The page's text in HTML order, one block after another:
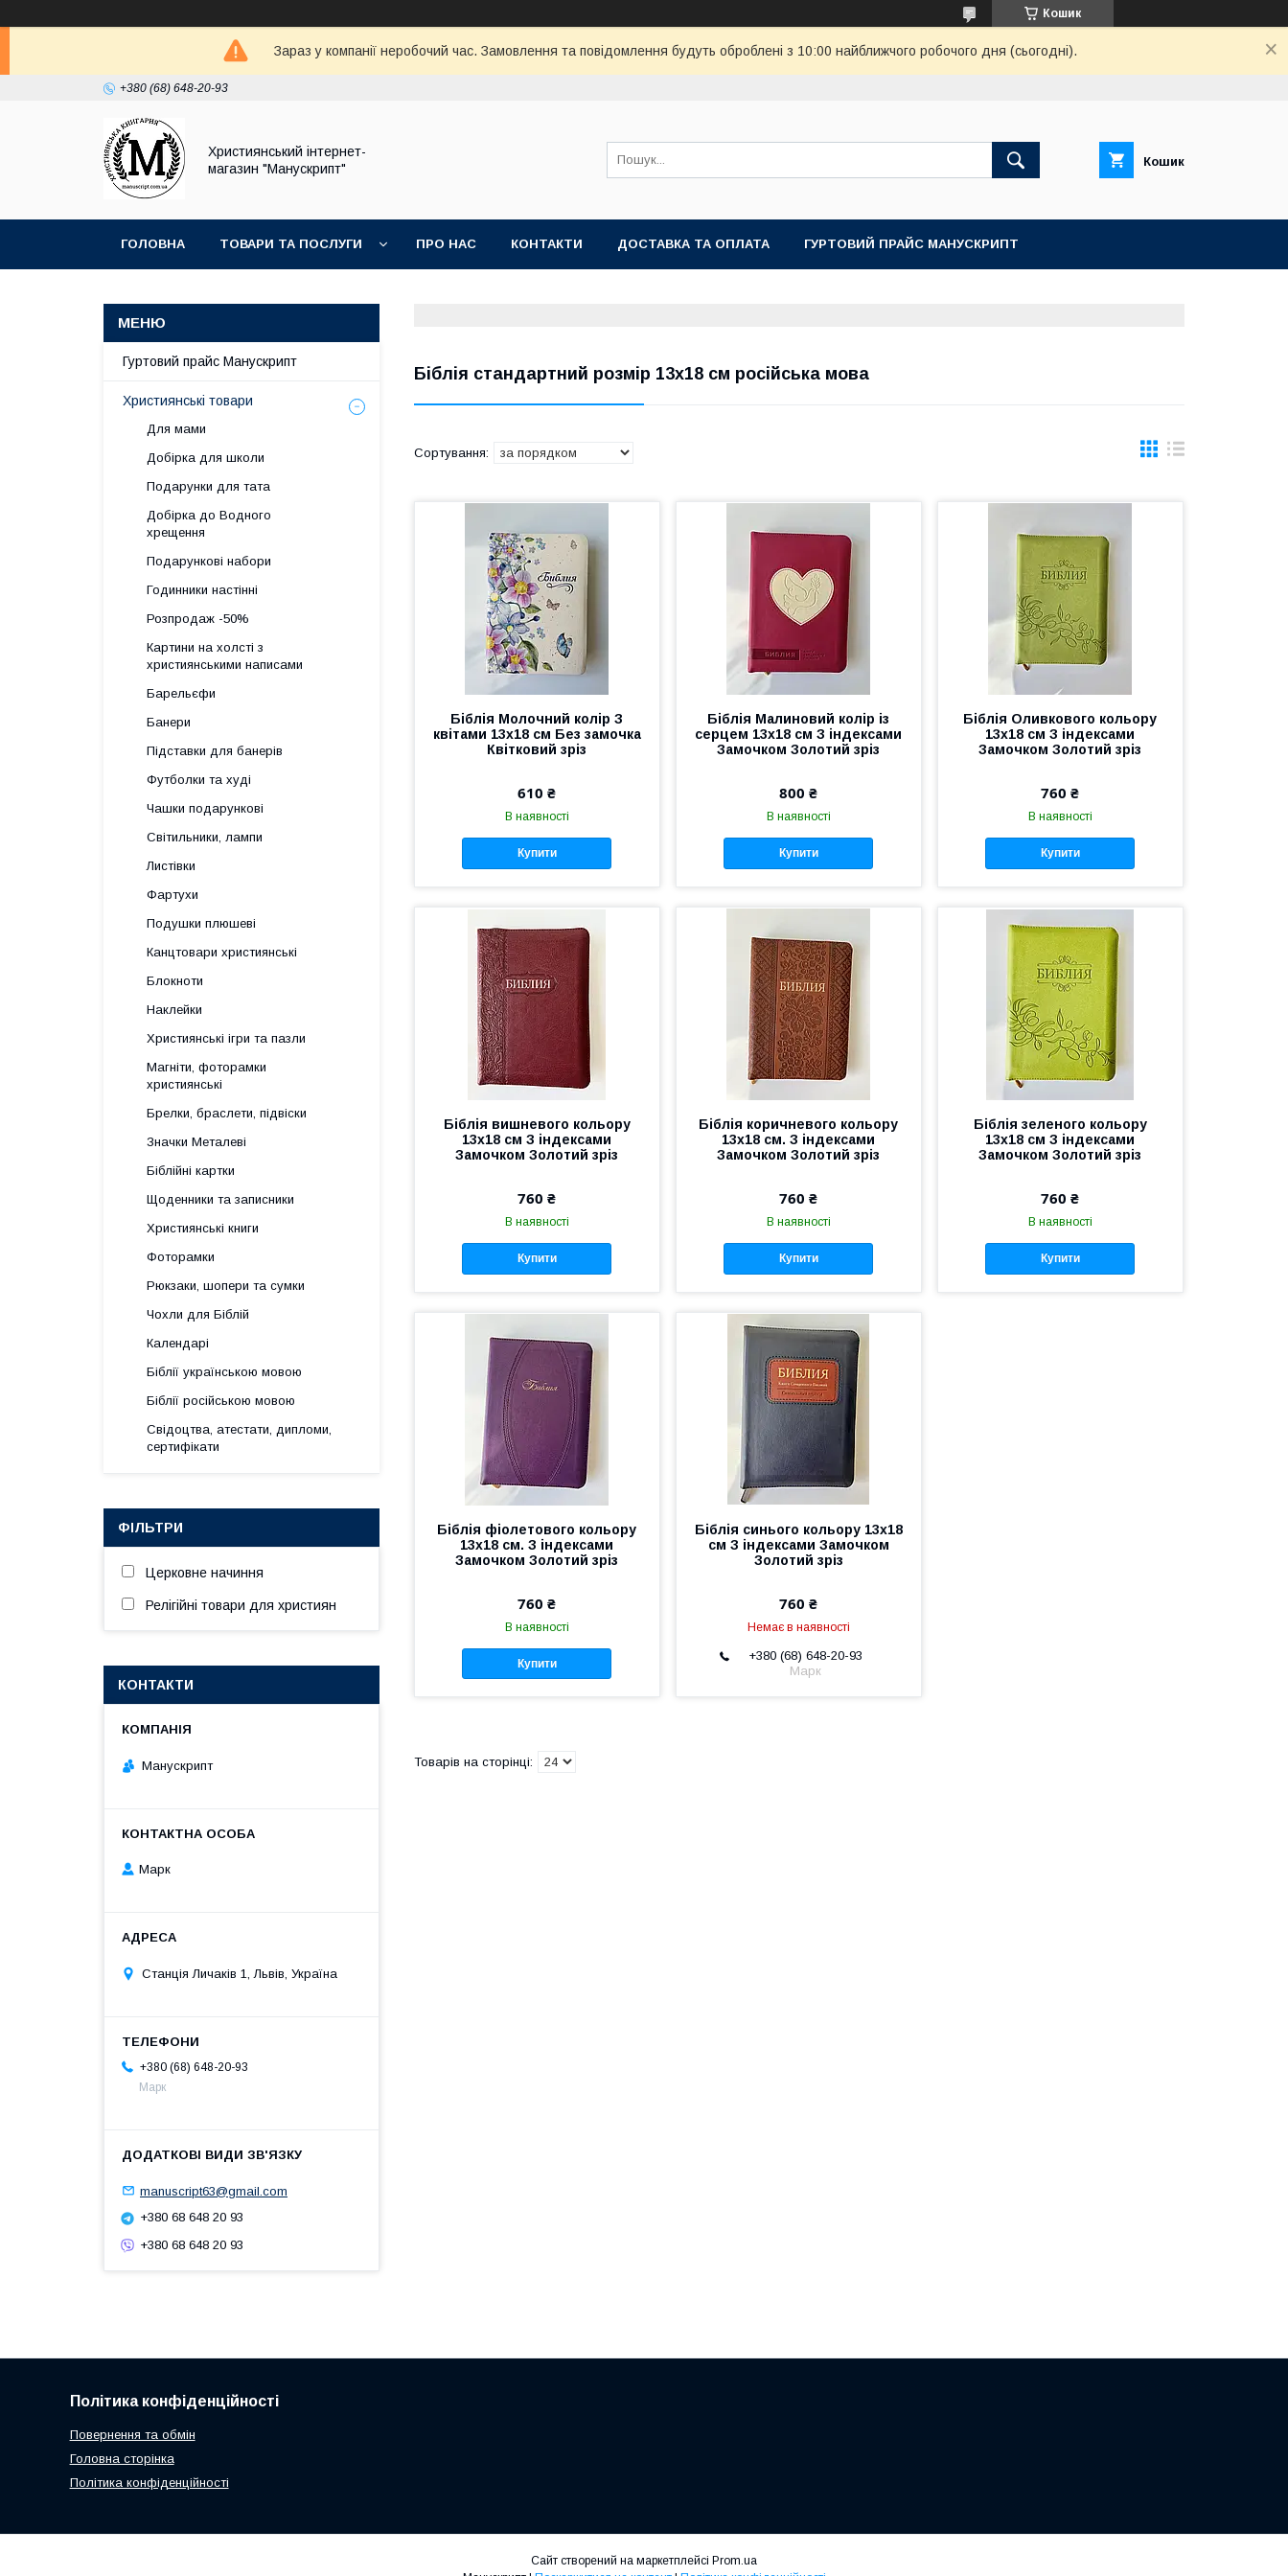
Кошик
Зараз у компанії неробочий час. Замовлення та повідомлення будуть оброблені з 10:00 найближчого робочого дня (сьогодні).
+380 (68) 648-20-93
Християнський інтернет-
магазин "Манускрипт"
Кошик
ГОЛОВНА ТОВАРИ ТА ПОСЛУГИ ПРО НАС КОНТАКТИ ДОСТАВКА ТА ОПЛАТА ГУРТОВИЙ ПРАЙС МАНУСКРИПТ
Біблія стандартний розмір 13х18 см російська мова
Біблія Молочний колір З
квітами 13х18 см Без замочка
Квітковий зріз
610 ₴
В наявності
Купити
Біблія Малиновий колір із
серцем 13х18 см З індексами
Замочком Золотий зріз
800 ₴
В наявності
Купити
Біблія Оливкового кольору
13х18 см З індексами
Замочком Золотий зріз
760 ₴
В наявності
Купити
Біблія вишневого кольору
13х18 см З індексами
Замочком Золотий зріз
760 ₴
В наявності
Купити
Біблія коричневого кольору
13х18 см. З індексами
Замочком Золотий зріз
760 ₴
В наявності
Купити
Біблія зеленого кольору
13х18 см З індексами
Замочком Золотий зріз
760 ₴
В наявності
Купити
Біблія фіолетового кольору
13х18 см. З індексами
Замочком Золотий зріз
760 ₴
В наявності
Купити
Біблія синього кольору 13х18
см З індексами Замочком
Золотий зріз
760 ₴
Немає в наявності
+380 (68) 648-20-93
Марк
Гуртовий прайс Манускрипт
Християнські товари
Для мами
Добірка для школи
Подарунки для тата
Добірка до Водного
хрещення
Подарункові набори
Годинники настінні
Розпродаж -50%
Картини на холсті з
християнськими написами
Барельєфи
Банери
Підставки для банерів
Футболки та худі
Чашки подарункові
Світильники, лампи
Листівки
Фартухи
Подушки плюшеві
Канцтовари християнські
Блокноти
Наклейки
Християнські ігри та пазли
Магніти, фоторамки
християнські
Брелки, браслети, підвіски
Значки Металеві
Біблійні картки
Щоденники та записники
Християнські книги
Фоторамки
Рюкзаки, шопери та сумки
Чохли для Біблій
Календарі
Біблії українською мовою
Біблії російською мовою
Свідоцтва, атестати, дипломи,
сертифікати
ФІЛЬТРИ
Церковне начиння
Релігійні товари для християн
КОНТАКТИ
Манускрипт
Марк
Станція Личаків 1, Львів, Україна
+380 (68) 648-20-93
Марк
manuscript63@gmail.com
+380 68 648 20 93
+380 68 648 20 93
Політика конфіденційності
Повернення та обмін
Головна сторінка
Політика конфіденційності
Сайт створений на маркетплейсі Prom.ua